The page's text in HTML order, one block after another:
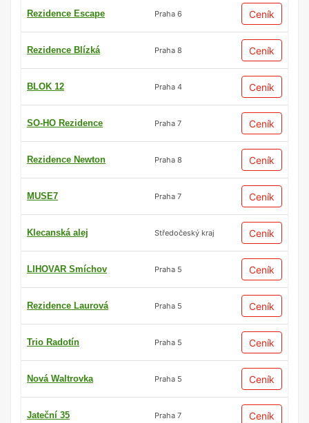
Rezidence Escape Praha 6 Ceník
Rezidence Blízká Praha 8 Ceník
BLOK 12 Praha 4 Ceník
SO-HO Rezidence Praha 7 Ceník
Rezidence Newton Praha 8 Ceník
MUSE7 Praha 7 Ceník
Klecanská alej Středočeský kraj Ceník
LIHOVAR Smíchov Praha 5 Ceník
Rezidence Laurová Praha 5 Ceník
Trio Radotín Praha 5 Ceník
Nová Waltrovka Praha 5 Ceník
Jateční 35 Praha 7 Ceník